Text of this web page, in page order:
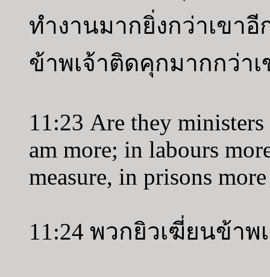
ทำงานมากยิ่งกว่าเขา
ข้าพเจ้าติดคุกมากกว่า
11:23 Are they
am more; in labours
measure, in prisons
11:24 พวกยิวเฆี่ยนข้าพ